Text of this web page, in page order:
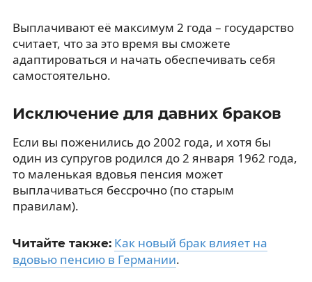
Выплачивают её максимум 2 года – государство
считает, что за это время вы сможете
адаптироваться и начать обеспечивать себя
самостоятельно.
Исключение для давних браков
Если вы поженились до 2002 года, и хотя бы
один из супругов родился до 2 января 1962 года,
то маленькая вдовья пенсия может
выплачиваться бессрочно (по старым
правилам).
Читайте также: Как новый брак влияет на
вдовью пенсию в Германии.